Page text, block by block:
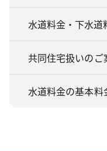
水道料金・下水
共同住宅扱いのご
水道料金の基本